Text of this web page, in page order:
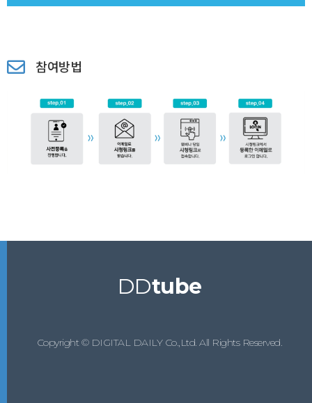
참여방법
DDtube
Copyright © DIGITAL DAILY Co.,Ltd. All Rights Reserved.